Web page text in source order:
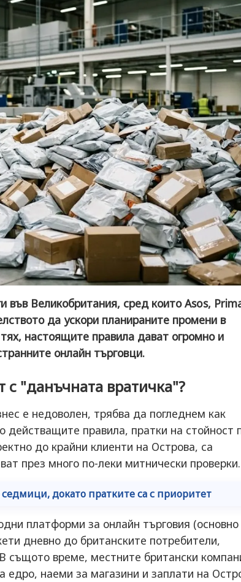
във Великобритания, сред които Asos,
да ускори планираните промени в
настоящите правила дават огромно и
онлайн търговци.
с "данъчната вратичка"?
е недоволен, трябва да погледнем как
действащите правила, пратки на стойност
до крайни клиенти на Острова, са
през много по-леки митнически проверки.
докато пратките са с приоритет
платформи за онлайн търговия (основно
дневно до британските потребители,
същото време, местните британски
наеми за магазини и заплати на